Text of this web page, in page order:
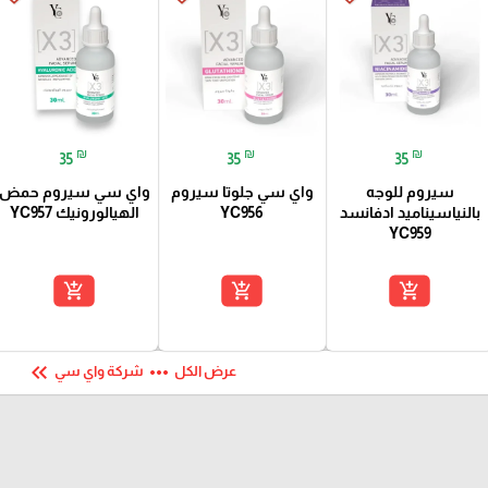
35 ₪
سيروم للوجه
بالنياسيناميد ادفانسد
YC959
add_shopping_cart
35 ₪
واي سي جلوتا سيروم
YC956
add_shopping_cart
35 ₪
واي سي سيروم حمض
الهيالورونيك YC957
add_shopping_cart
عرض الكل more_horiz شركة واي سي keyboard_double_arrow_left